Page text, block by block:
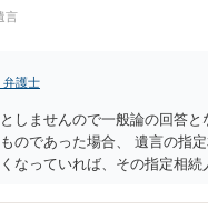
と共に提出することも考えら
かない方が良い事 回答： お
ろに書いている遺産の分け方
とよいです。 次に「申立て
たのか(例えば、あかささんと
くなった方・あかささん・
ていると思うので、あかささ
、どのように違うのか、な
言
弁護士
しませんので一般論の回答と
のであった場合、 遺言の指
なっていれば、その指定相続
存されている指定相続人は遺